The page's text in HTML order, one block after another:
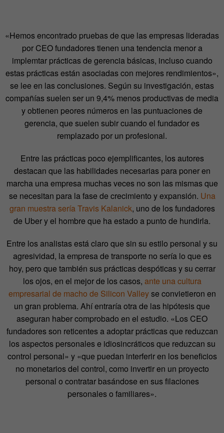
«Hemos encontrado pruebas de que las empresas lideradas
por CEO fundadores tienen una tendencia menor a
implemtar prácticas de gerencia básicas, incluso cuando
estas prácticas están asociadas con mejores rendimientos»,
se lee en las conclusiones. Según su investigación, estas
compañías suelen ser un 9,4% menos productivas de media
y obtienen peores números en las puntuaciones de
gerencia, que suelen subir cuando el fundador es
remplazado por un profesional.
Entre las prácticas poco ejemplificantes, los autores
destacan que las habilidades necesarias para poner en
marcha una empresa muchas veces no son las mismas que
se necesitan para la fase de crecimiento y expansión. Una
gran muestra sería Travis Kalanick, uno de los fundadores
de Uber y el hombre que ha estado a punto de hundirla.
Entre los analistas está claro que sin su estilo personal y su
agresividad, la empresa de transporte no sería lo que es
hoy, pero que también sus prácticas despóticas y su cerrar
los ojos, en el mejor de los casos, ante una cultura
empresarial de macho de Silicon Valleyse convietieron en
un gran problema. Ahí entraría otra de las hipótesis que
aseguran haber comprobado en el estudio. «Los CEO
fundadores son reticentes a adoptar prácticas que reduzcan
los aspectos personales e idiosincráticos que reduzcan su
control personal» y «que puedan interferir en los beneficios
no monetarios del control, como invertir en un proyecto
personal o contratar basándose en sus filaciones
personales o familiares».